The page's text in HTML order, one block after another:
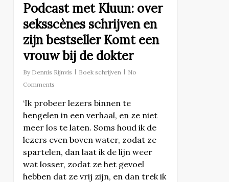
Podcast met Kluun: over
seksscènes schrijven en
zijn bestseller Komt een
vrouw bij de dokter
By Dennis Rijnvis Boek schrijven
No
Comments
‘Ik probeer lezers binnen te
hengelen in een verhaal, en ze niet
meer los te laten. Soms houd ik de
lezers even boven water, zodat ze
spartelen, dan laat ik de lijn weer
wat losser, zodat ze het gevoel
hebben dat ze vrij zijn, en dan trek ik